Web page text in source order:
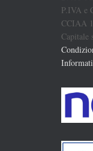
P.IVA e
CCIAA
Capitale